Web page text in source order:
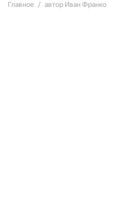
Главное автор Иван Франко